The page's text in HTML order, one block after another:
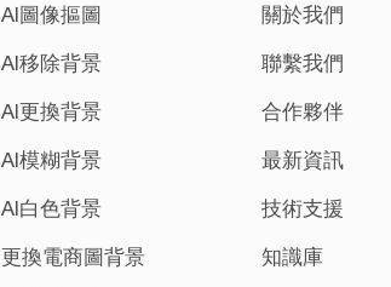
AI圖像摳圖
AI移除背景
AI更換背景
AI模糊背景
AI白色背景
更換電商圖背景
關於我們
聯繫我們
合作夥伴
最新資訊
技術支援
知識庫